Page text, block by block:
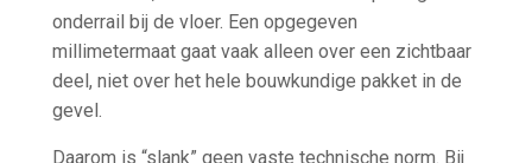
onderrail bij de vloer. Een opgegeven
millimetermaat gaat vaak alleen over een zichtbaar
deel, niet over het hele bouwkundige pakket in de
gevel.
Daarom is “slank” geen vaste technische norm. Bij